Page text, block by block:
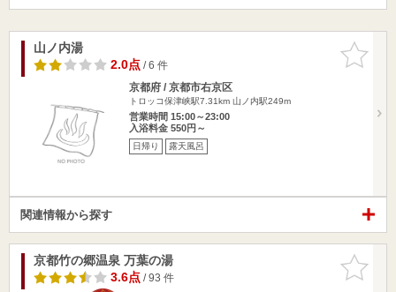
お気に入
りに追加
山ノ内湯
2.0点/ 6 件
京都府 / 京都市右京区
トロッコ保津峡駅7.31km 山ノ内駅249m
営業時間 15:00～23:00
入浴料金 550円～
日帰り 露天風呂
関連情報から探す
お気に入
りに追加
京都竹の郷温泉 万葉の湯
3.6点/ 93 件